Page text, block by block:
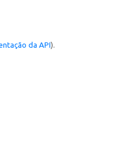
da API).